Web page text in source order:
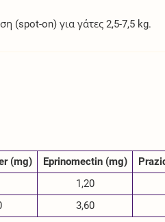
(spot-on) για γάτες 2,5-7,5 kg.
(mg) Eprinomectin (mg)
1,20
3,60